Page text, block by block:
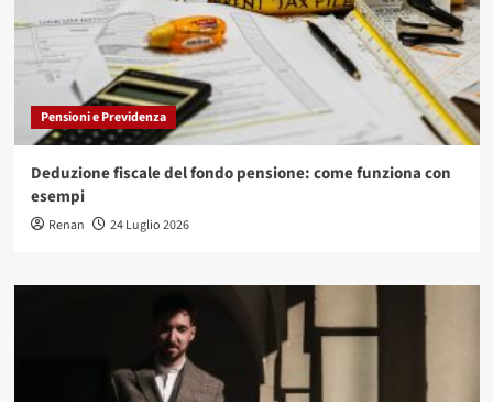
Pensioni e Previdenza
Deduzione fiscale del fondo pensione: come funziona con
esempi
Renan 24 Luglio 2026